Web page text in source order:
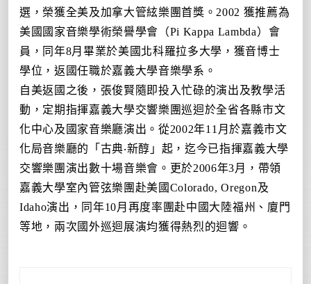
選，榮獲全美及加拿大管絃樂團首獎。 2002 獲推薦為
美國國家音樂學術榮譽學會（Pi Kappa Lambda）會
員，同年8月畢業於美國北科羅拉多大學，獲音博士
學位，返國任職於嘉義大學音樂學系。
自美返國之後，張俊賢隨即投入忙碌的演出及教學活
動，定期指揮嘉義大學交響樂團巡迴於全省各縣市文
化中心及國家音樂廳演出。從2002年11 月於嘉義市文
化局音樂廳的「古典‧新醇」起，迄今已指揮嘉義大學
交響樂團演出數十場音樂會。更於2006年3月，帶領
嘉義大學室內管弦樂團赴美國 Colorado, Oregon及
Idaho演出，同年10月再度率團赴中國大陸福州、廈門
等地，兩次國外巡迴展演均獲得熱烈的迴響。